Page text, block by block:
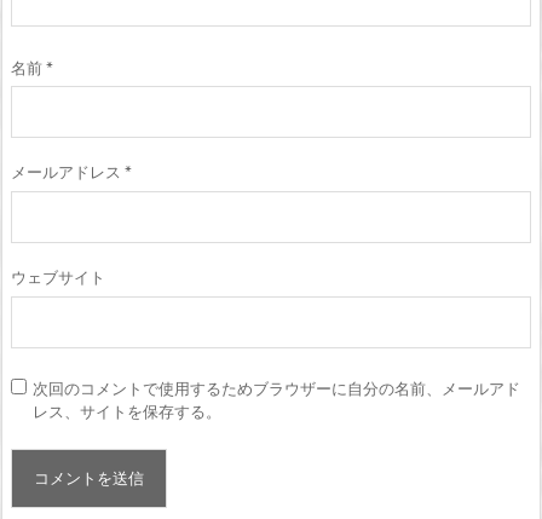
名前*
メールアドレス *
ウェブサイト
次回のコメントで使用するためブラウザーに自分の名前、メールアド
レス、サイトを保存する。